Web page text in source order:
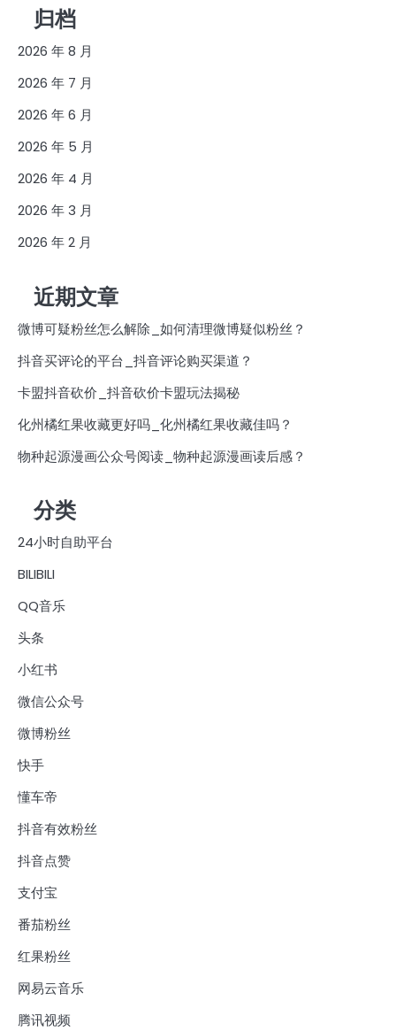
归档
2026 年 8 月
2026 年 7 月
2026 年 6 月
2026 年 5 月
2026 年 4 月
2026 年 3 月
2026 年 2 月
近期文章
微博可疑粉丝怎么解除_如何清理微博疑似粉丝？
抖音买评论的平台_抖音评论购买渠道？
卡盟抖音砍价_抖音砍价卡盟玩法揭秘
化州橘红果收藏更好吗_化州橘红果收藏佳吗？
物种起源漫画公众号阅读_物种起源漫画读后感？
分类
24小时自助平台
BILIBILI
QQ音乐
头条
小红书
微信公众号
微博粉丝
快手
懂车帝
抖音有效粉丝
抖音点赞
支付宝
番茄粉丝
红果粉丝
网易云音乐
腾讯视频